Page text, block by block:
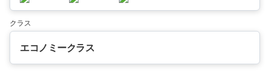
クラス
エコノミークラス